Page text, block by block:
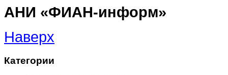
АНИ «ФИАН-информ»
Наверх
Категории